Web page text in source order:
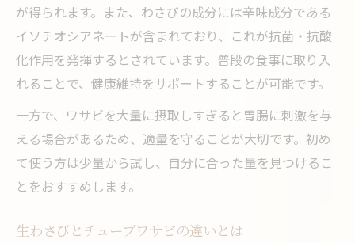
が得られます。また、わさびの成分には辛味成分である
イソチオシアネートが含まれており、これが抗菌・抗酸
化作用を発揮するとされています。普段の食事に取り入
れることで、健康維持をサポートすることが可能です。
一方で、ワサビを大量に摂取しすぎると胃腸に刺激を与
える場合があるため、適量を守ることが大切です。初め
て使う方は少量から試し、自分に合った量を見つけるこ
とをおすすめします。
生わさびとチューブワサビの違いとは